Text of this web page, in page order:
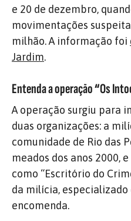
e 20 de dezembro,
movimentações
milhão. A informação foi
Jardim.
Entenda a operação “Os
A operação surgiu para
duas organizações: a
comunidade de Rio das
meados dos anos 2000,
como “Escritório do
da milícia, especializado
encomenda.